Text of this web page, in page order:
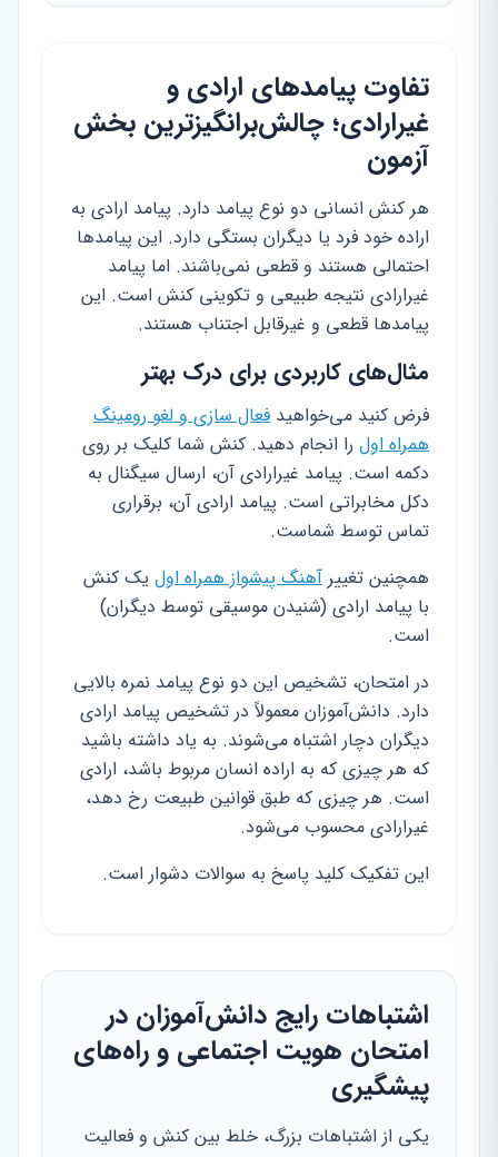
تفاوت پیامدهای ارادی و
غیرارادی؛ چالش‌برانگیزترین بخش
آزمون
هر کنش انسانی دو نوع پیامد دارد. پیامد ارادی به
اراده خود فرد یا دیگران بستگی دارد. این پیامدها
احتمالی هستند و قطعی نمی‌باشند. اما پیامد
غیرارادی نتیجه طبیعی و تکوینی کنش است. این
پیامدها قطعی و غیرقابل اجتناب هستند.
مثال‌های کاربردی برای درک بهتر
فرض کنید می‌خواهید فعال سازی و لغو رومینگ
همراه اول را انجام دهید. کنش شما کلیک بر روی
دکمه است. پیامد غیرارادی آن، ارسال سیگنال به
دکل مخابراتی است. پیامد ارادی آن، برقراری
تماس توسط شماست.
همچنین تغییر آهنگ پیشواز همراه اول یک کنش
با پیامد ارادی (شنیدن موسیقی توسط دیگران)
است.
در امتحان، تشخیص این دو نوع پیامد نمره بالایی
دارد. دانش‌آموزان معمولاً در تشخیص پیامد ارادی
دیگران دچار اشتباه می‌شوند. به یاد داشته باشید
که هر چیزی که به اراده انسان مربوط باشد، ارادی
است. هر چیزی که طبق قوانین طبیعت رخ دهد،
غیرارادی محسوب می‌شود.
این تفکیک کلید پاسخ به سوالات دشوار است.
اشتباهات رایج دانش‌آموزان در
امتحان هویت اجتماعی و راه‌های
پیشگیری
یکی از اشتباهات بزرگ، خلط بین کنش و فعالیت